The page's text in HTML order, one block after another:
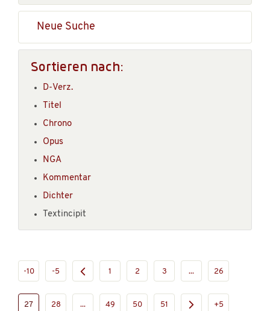
Neue Suche
Sortieren nach:
D-Verz.
Titel
Chrono
Opus
NGA
Kommentar
Dichter
Textincipit
-10 -5 1 2 3 ... 26
27 28 ... 49 50 51 +5